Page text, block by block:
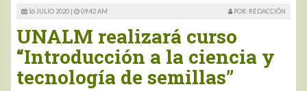
16 JULIO 2020 | 09:42 AM POR: REDACCIÓN
UNALM realizará curso
“Introducción a la ciencia y
tecnología de semillas”